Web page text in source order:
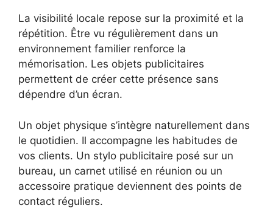
La visibilité locale repose sur la proximité et la
répétition. Être vu régulièrement dans un
environnement familier renforce la
mémorisation. Les objets publicitaires
permettent de créer cette présence sans
dépendre d’un écran.
Un objet physique s’intègre naturellement dans
le quotidien. Il accompagne les habitudes de
vos clients. Un stylo publicitaire posé sur un
bureau, un carnet utilisé en réunion ou un
accessoire pratique deviennent des points de
contact réguliers.